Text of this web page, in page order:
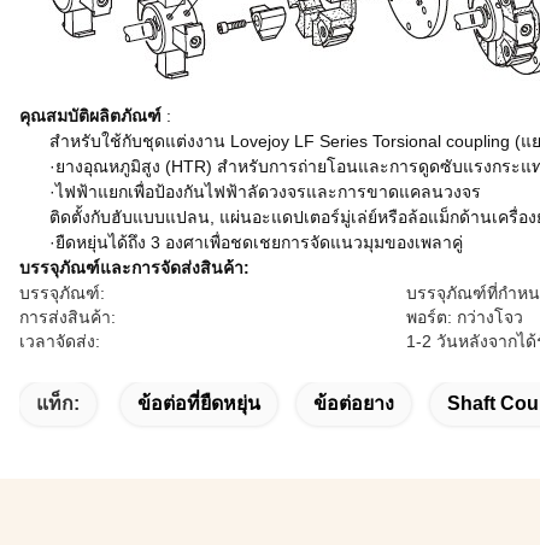
คุณสมบัติผลิตภัณฑ์ :
สำหรับใช้กับชุดแต่งงาน Lovejoy LF Series Torsional coupling (แ
·ยางอุณหภูมิสูง (HTR) สำหรับการถ่ายโอนและการดูดซับแรงกระแ
·ไฟฟ้าแยกเพื่อป้องกันไฟฟ้าลัดวงจรและการขาดแคลนวงจร
ติดตั้งกับฮับแบบแปลน, แผ่นอะแดปเตอร์มู่เล่ย์หรือล้อแม็กด้านเครื่อ
·ยืดหยุ่นได้ถึง 3 องศาเพื่อชดเชยการจัดแนวมุมของเพลาคู่
บรรจุภัณฑ์และการจัดส่งสินค้า:
บรรจุภัณฑ์:
บรรจุภัณฑ์ที่กำหน
การส่งสินค้า:
พอร์ต: กว่างโจว
เวลาจัดส่ง:
1-2 วันหลังจากไ
แท็ก: ข้อต่อที่ยืดหยุ่น ข้อต่อยาง Shaft